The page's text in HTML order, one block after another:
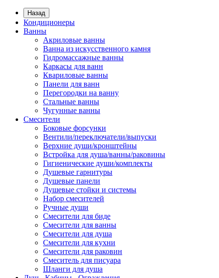
Назад
Кондиционеры
Ванны
Акриловые ванны
Ванна из искусственного камня
Гидромассажные ванны
Каркасы для ванн
Квариловые ванны
Панели для ванн
Перегородки на ванну
Стальные ванны
Чугунные ванны
Смесители
Боковые форсунки
Вентили/переключатели/выпуски
Верхние души/кронштейны
Встройка для душа/ванны/раковины
Гигиенические души/комплекты
Душевые гарнитуры
Душевые панели
Душевые стойки и системы
Набор смесителей
Ручные души
Смесители для биде
Смесители для ванны
Смесители для душа
Смесители для кухни
Смесители для раковин
Смеситель для писуара
Шланги для душа